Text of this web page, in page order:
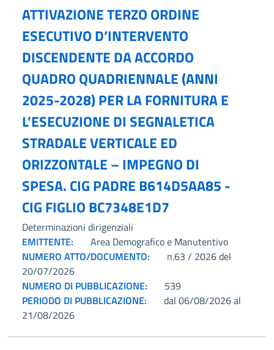
ATTIVAZIONE TERZO ORDINE
ESECUTIVO D’INTERVENTO
DISCENDENTE DA ACCORDO
QUADRO QUADRIENNALE (ANNI
2025-2028) PER LA FORNITURA E
L’ESECUZIONE DI SEGNALETICA
STRADALE VERTICALE ED
ORIZZONTALE – IMPEGNO DI
SPESA. CIG PADRE B614D5AA85 -
CIG FIGLIO BC7348E1D7
Determinazioni dirigenziali
EMITTENTE:
Area Demografico e Manutentivo
NUMERO ATTO/DOCUMENTO:
n.63 / 2026 del
20/07/2026
NUMERO DI PUBBLICAZIONE:
539
PERIODO DI PUBBLICAZIONE:
dal 06/08/2026 al
21/08/2026